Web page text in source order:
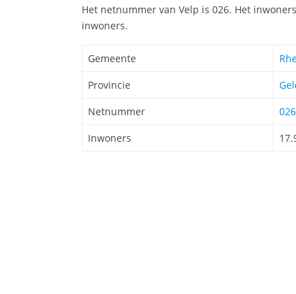
Het netnummer van Velp is 026. Het
inwoners.
Gemeente
Provincie
Netnummer
026
Inwoners